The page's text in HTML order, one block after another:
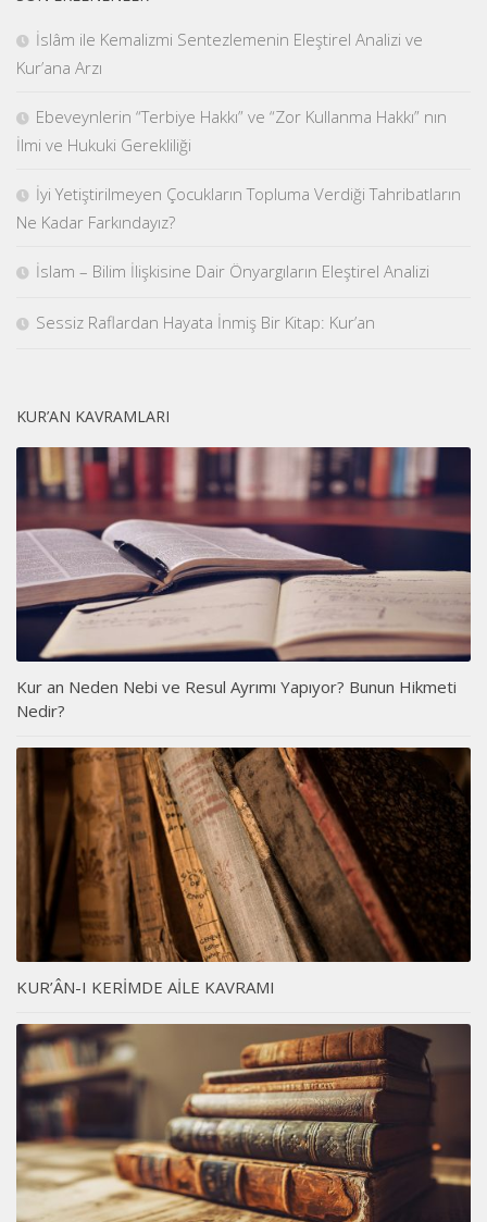
İslâm ile Kemalizmi Sentezlemenin Eleştirel Analizi ve
Kur’ana Arzı
Ebeveynlerin “Terbiye Hakkı” ve “Zor Kullanma Hakkı” nın
İlmi ve Hukuki Gerekliliği
İyi Yetiştirilmeyen Çocukların Topluma Verdiği Tahribatların
Ne Kadar Farkındayız?
İslam – Bilim İlişkisine Dair Önyargıların Eleştirel Analizi
Sessiz Raflardan Hayata İnmiş Bir Kitap: Kur’an
KUR’AN KAVRAMLARI
Kur an Neden Nebi ve Resul Ayrımı Yapıyor? Bunun Hikmeti
Nedir?
KUR’ÂN-I KERİMDE AİLE KAVRAMI